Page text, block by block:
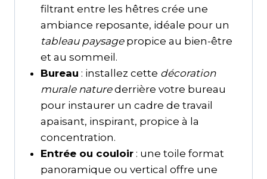
filtrant entre les hêtres crée une
ambiance reposante, idéale pour un
tableau paysagepropice au bien-être
et au sommeil.
Bureau : installez cette décoration
murale naturederrière votre bureau
pour instaurer un cadre de travail
apaisant, inspirant, propice à la
concentration.
Entrée ou couloir: une toile format
panoramique ou vertical offre une